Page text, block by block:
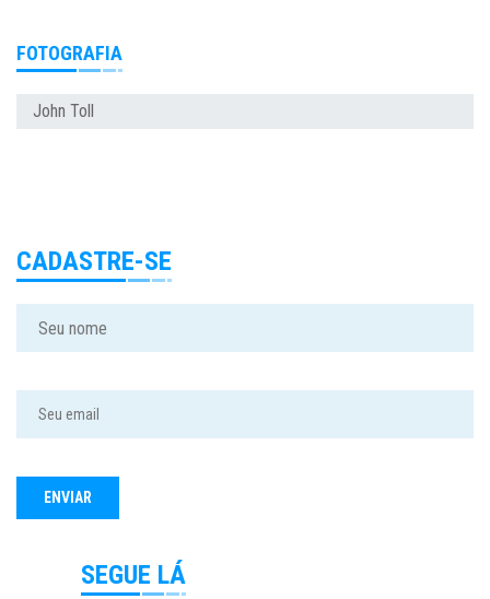
FOTOGRAFIA
John Toll
CADASTRE-SE
SEGUE LÁ